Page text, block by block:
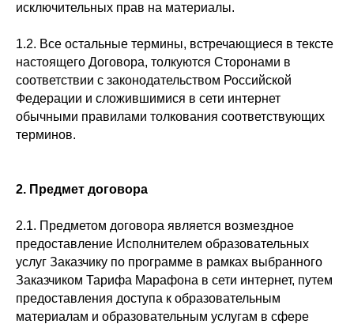
исключительных прав на материалы.
1.2. Все остальные термины, встречающиеся в тексте
настоящего Договора, толкуются Сторонами в
соответствии с законодательством Российской
Федерации и сложившимися в сети интернет
обычными правилами толкования соответствующих
терминов.
2. Предмет договора
2.1. Предметом договора является возмездное
предоставление Исполнителем образовательных
услуг Заказчику по программе в рамках выбранного
Заказчиком Тарифа Марафона в сети интернет, путем
предоставления доступа к образовательным
материалам и образовательным услугам в сфере